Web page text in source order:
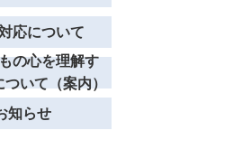
応について
の心を理解す
いて（案内）
知らせ